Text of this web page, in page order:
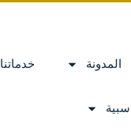
المدونة خدماتنا